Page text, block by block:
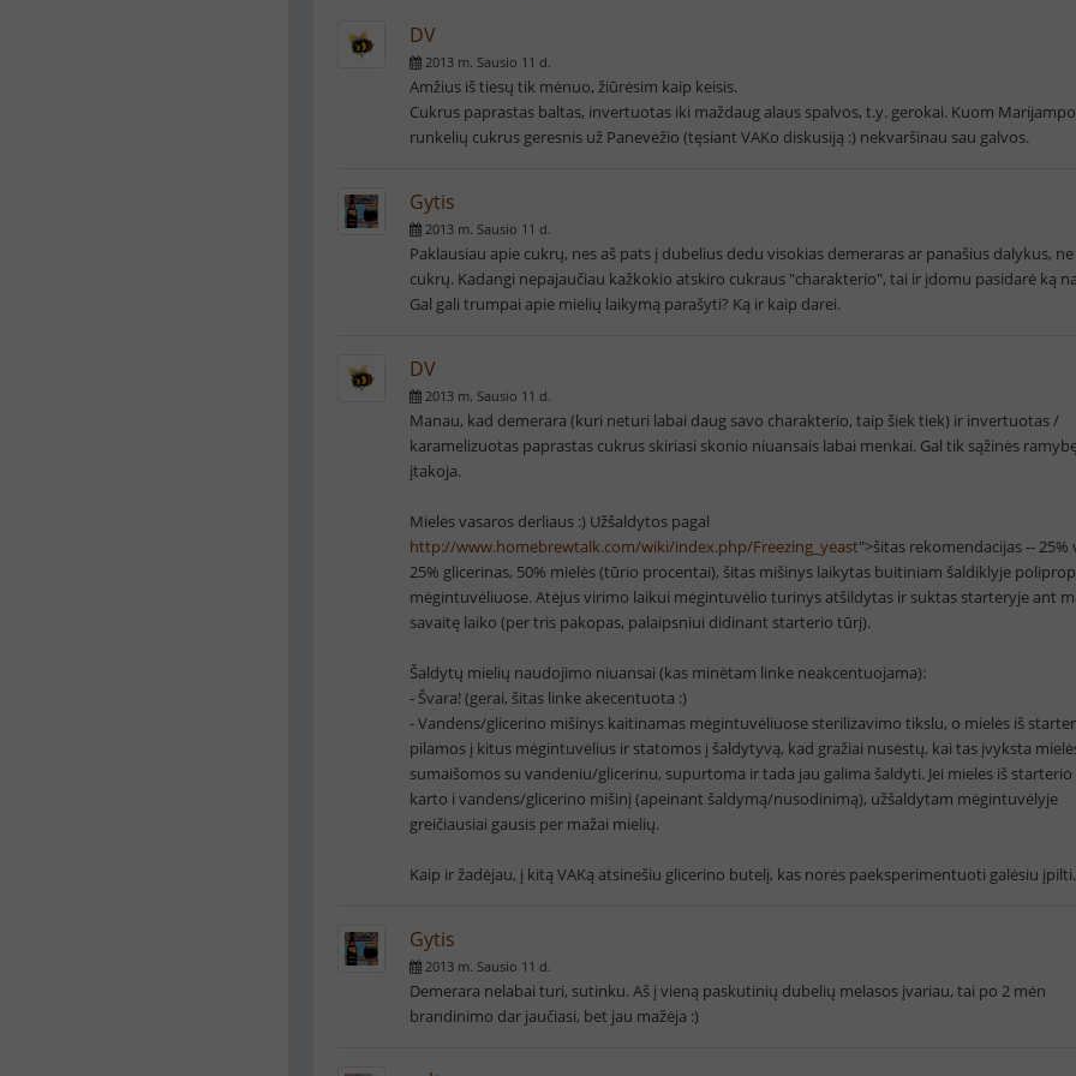
DV
2013 m. Sausio 11 d.
Amžius iš tiesų tik mėnuo, žiūrėsim kaip keisis.
Cukrus paprastas baltas, invertuotas iki maždaug alaus spalvos, t.y. gerokai. Kuom
runkelių cukrus geresnis už Panevėžio (tęsiant VAKo diskusiją :) nekvaršinau sau galvos.
Gytis
2013 m. Sausio 11 d.
Paklausiau apie cukrų, nes aš pats į dubelius dedu visokias demeraras ar panašius dalykus,
cukrų. Kadangi nepajaučiau kažkokio atskiro cukraus "charakterio", tai ir įdomu pasidarė ką
Gal gali trumpai apie mielių laikymą parašyti? Ką ir kaip darei.
DV
2013 m. Sausio 11 d.
Manau, kad demerara (kuri neturi labai daug savo charakterio, taip šiek tiek) ir invertuotas /
karamelizuotas paprastas cukrus skiriasi skonio niuansais labai menkai. Gal tik sąžinės
įtakoja.
Mielės vasaros derliaus :) Užšaldytos pagal
http://www.homebrewtalk.com/wiki/index.php/Freezing_yeast">šitas rekomendacijas -- 25%
25% glicerinas, 50% mielės (tūrio procentai), šitas mišinys laikytas buitiniam šaldiklyje
mėgintuvėliuose. Atėjus virimo laikui mėgintuvėlio turinys atšildytas ir suktas starteryje ant
savaitę laiko (per tris pakopas, palaipsniui didinant starterio tūrį).
Šaldytų mielių naudojimo niuansai (kas minėtam linke neakcentuojama):
- Švara! (gerai, šitas linke akecentuota :)
- Vandens/glicerino mišinys kaitinamas mėgintuvėliuose sterilizavimo tikslu, o mielės iš
pilamos į kitus mėgintuvėlius ir statomos į šaldytyvą, kad gražiai nusėstų, kai tas įvyksta
sumaišomos su vandeniu/glicerinu, supurtoma ir tada jau galima šaldyti. Jei mieles iš
karto i vandens/glicerino mišinį (apeinant šaldymą/nusodinimą), užšaldytam mėgintuvėlyje
greičiausiai gausis per mažai mielių.
Kaip ir žadėjau, į kitą VAKą atsinešiu glicerino butelį, kas norės paeksperimentuoti galėsiu įpilti.
Gytis
2013 m. Sausio 11 d.
Demerara nelabai turi, sutinku. Aš į vieną paskutinių dubelių melasos įvariau, tai po 2 mėn
brandinimo dar jaučiasi, bet jau mažėja :)